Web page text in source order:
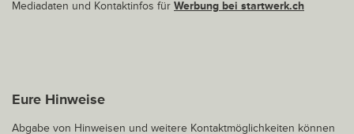
Mediadaten und Kontaktinfos für Werbung bei startwerk.ch
Eure Hinweise
Abgabe von Hinweisen und weitere Kontaktmöglichkeiten können